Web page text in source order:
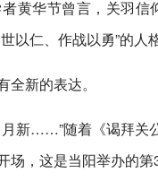
黄华节曾言，关羽
以仁、作战以勇”的
新的表达。
新……”随着《谒拜关
，这是当阳举办的第